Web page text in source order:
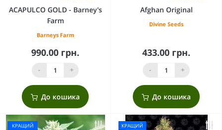
ACAPULCO GOLD - Barney's
Farm
Barneys Farm
990.00 грн.
- +
До кошика
Afghan Original
Divine Seeds
433.00 грн.
- +
До кошика
КРАЩИЙ
КРАЩИЙ